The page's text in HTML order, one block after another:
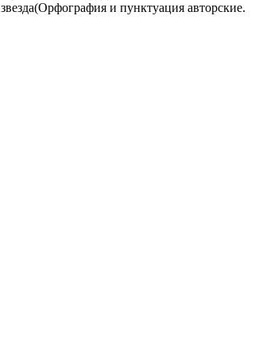
и пунктуация авторские.